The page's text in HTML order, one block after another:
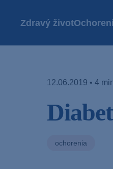
Zdravý život
12.06.2019 • 4
ochorenia